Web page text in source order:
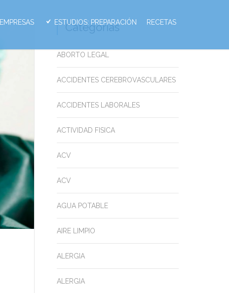
EMPRESAS ESTUDIOS: PREPARACIÓN RECETAS
Categorias
ABORTO LEGAL
ACCIDENTES CEREBROVASCULARES
ACCIDENTES LABORALES
ACTIVIDAD FISICA
ACV
ACV
AGUA POTABLE
AIRE LIMPIO
ALERGIA
ALERGIA